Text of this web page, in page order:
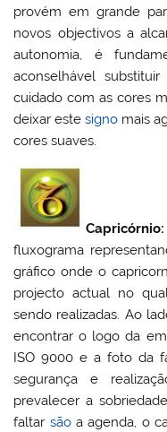
provém em grande
novos objectivos a
autonomia, é
aconselhável
cuidado com as cores
deixar estesigno mais
cores suaves.
Capricórnio:
fluxograma
gráfico onde o
projecto actual no
sendo realizadas. Ao
encontrar o logo da
ISO 9000 e a foto da
segurança e
prevalecer a
faltar sãoa agenda, o